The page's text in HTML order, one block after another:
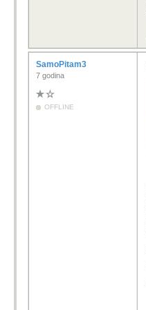
SamoPitam3
7 godina
OFFLINE